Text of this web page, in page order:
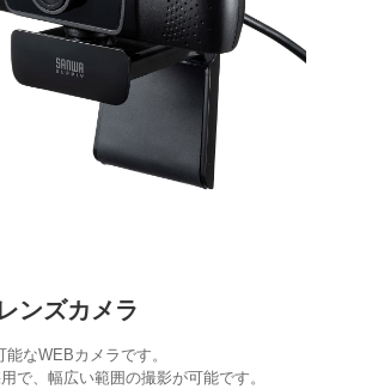
ンズカメラ
なWEBカメラです。
で、幅広い範囲の撮影が可能です。